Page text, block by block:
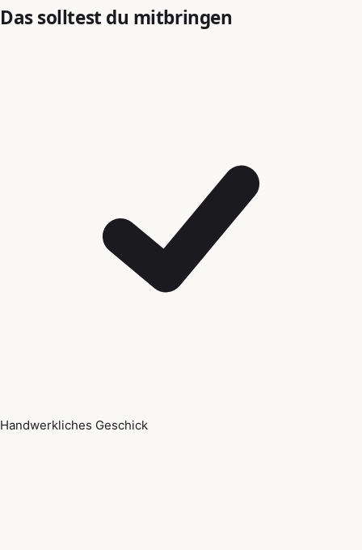
Das solltest du mitbringen
Handwerkliches Geschick